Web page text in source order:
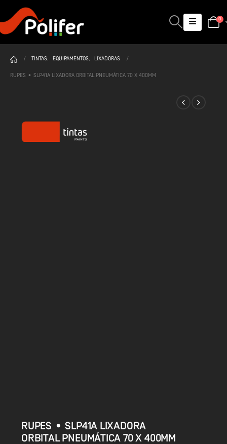
0
TINTAS, EQUIPAMENTOS, LIXADORAS
RUPES • SLP41A LIXADORA ORBITAL PNEUMÁTICA 70 X 400MM
RUPES • SLP41A LIXADORA
ORBITAL PNEUMÁTICA 70 X 400MM